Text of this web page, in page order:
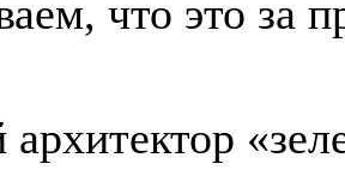
что это за
архитектор